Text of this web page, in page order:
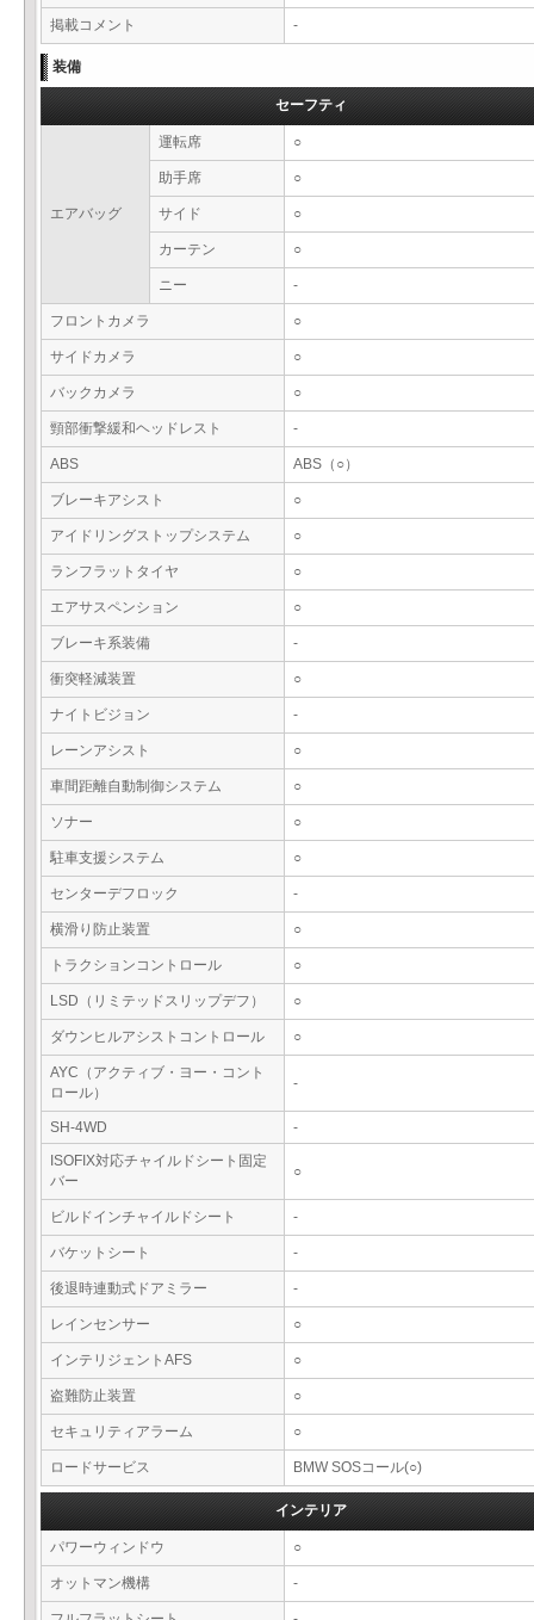
掲載コメント -
装備
セーフティ
エアバッグ
運転席 ○
助手席 ○
サイド ○
カーテン ○
ニー -
フロントカメラ ○
サイドカメラ ○
バックカメラ ○
頸部衝撃緩和ヘッドレスト -
ABS ABS（○）
ブレーキアシスト ○
アイドリングストップシステム ○
ランフラットタイヤ ○
エアサスペンション ○
ブレーキ系装備 -
衝突軽減装置 ○
ナイトビジョン -
レーンアシスト ○
車間距離自動制御システム ○
ソナー ○
駐車支援システム ○
センターデフロック -
横滑り防止装置 ○
トラクションコントロール ○
LSD（リミテッドスリップデフ） ○
ダウンヒルアシストコントロール ○
AYC（アクティブ・ヨー・コント
ロール）
-
SH-4WD
-
ISOFIX対応チャイルドシート固定
バー
○
ビルドインチャイルドシート -
バケットシート -
後退時連動式ドアミラー -
レインセンサー ○
インテリジェントAFS ○
盗難防止装置 ○
セキュリティアラーム ○
ロードサービス BMW SOSコール(○)
インテリア
パワーウィンドウ ○
オットマン機構 -